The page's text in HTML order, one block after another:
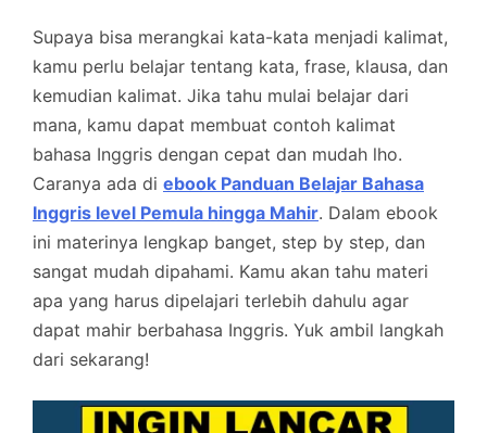
Supaya bisa merangkai kata-kata menjadi kalimat,
kamu perlu belajar tentang kata, frase, klausa, dan
kemudian kalimat. Jika tahu mulai belajar dari
mana, kamu dapat membuat contoh kalimat
bahasa Inggris dengan cepat dan mudah lho.
Caranya ada di ebook Panduan Belajar Bahasa
Inggris level Pemula hingga Mahir. Dalam ebook
ini materinya lengkap banget, step by step, dan
sangat mudah dipahami. Kamu akan tahu materi
apa yang harus dipelajari terlebih dahulu agar
dapat mahir berbahasa Inggris. Yuk ambil langkah
dari sekarang!